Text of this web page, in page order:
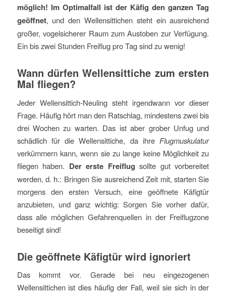
möglich! Im Optimalfall ist der Käfig den ganzen Tag
geöffnet, und den Wellensittichen steht ein ausreichend
großer, vogelsicherer Raum zum Austoben zur Verfügung.
Ein bis zwei Stunden Freiflug pro Tag sind zu wenig!
Wann dürfen Wellensittiche zum ersten
Mal fliegen?
Jeder Wellensittich-Neuling steht irgendwann vor dieser
Frage. Häufig hört man den Ratschlag, mindestens zwei bis
drei Wochen zu warten. Das ist aber grober Unfug und
schädlich für die Wellensittiche, da ihre Flugmuskulatur
verkümmern kann, wenn sie zu lange keine Möglichkeit zu
fliegen haben. Der erste Freiflug sollte gut vorbereitet
werden, d. h.: Bringen Sie ausreichend Zeit mit, starten Sie
morgens den ersten Versuch, eine geöffnete Käfigtür
anzubieten, und ganz wichtig: Sorgen Sie vorher dafür,
dass alle möglichen Gefahrenquellen in der Freiflugzone
beseitigt sind!
Die geöffnete Käfigtür wird ignoriert
Das kommt vor. Gerade bei neu eingezogenen
Wellensittichen ist dies häufig der Fall, weil sie sich in der